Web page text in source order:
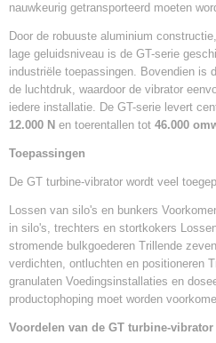
nauwkeurig getransporteerd moeten
Door de robuuste aluminium
lage geluidsniveau is de GT-serie
industriële toepassingen. Bovendien is
de luchtdruk, waardoor de vibrator
iedere installatie. De GT-serie levert
12.000 N en toerentallen tot 46.000
Toepassingen
De GT turbine-vibrator wordt veel
Lossen van silo's en bunkers
in silo's, trechters en stortkokers
stromende bulkgoederen Trillende
verdichten, ontluchten en positioneren
granulaten Voedingsinstallaties en
productophoping moet worden
Voordelen van de GT turbine-vibrator